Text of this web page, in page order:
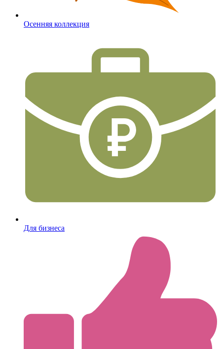
Осенняя коллекция
Для бизнеса